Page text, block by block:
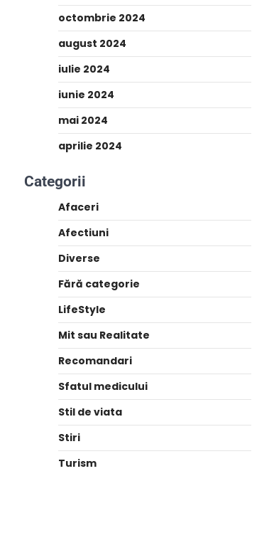
octombrie 2024
august 2024
iulie 2024
iunie 2024
mai 2024
aprilie 2024
Categorii
Afaceri
Afectiuni
Diverse
Fără categorie
LifeStyle
Mit sau Realitate
Recomandari
Sfatul medicului
Stil de viata
Stiri
Turism